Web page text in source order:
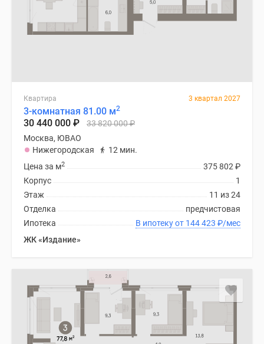
Коттеджные
поселки
поселки
водоема
Коттеджные
поселки
ипотеку
Бизнес-
центры
Коттеджи
Скидки
Квартира 3 квартал 2027
3-комнатная 81.00 м2
30 440 000 ₽ 33 820 000₽
Москва, ЮВАО
Нижегородская
12 мин.
375 802 ₽
Цена за м2
1
Корпус
11 из 24
Этаж
предчистовая
Отделка
В ипотеку от 144 423 ₽/мес
Ипотека
ЖК «Издание»